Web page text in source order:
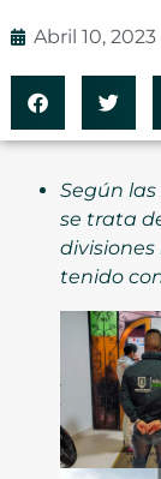
Abril 10, 2023
Según
se trata
tenido